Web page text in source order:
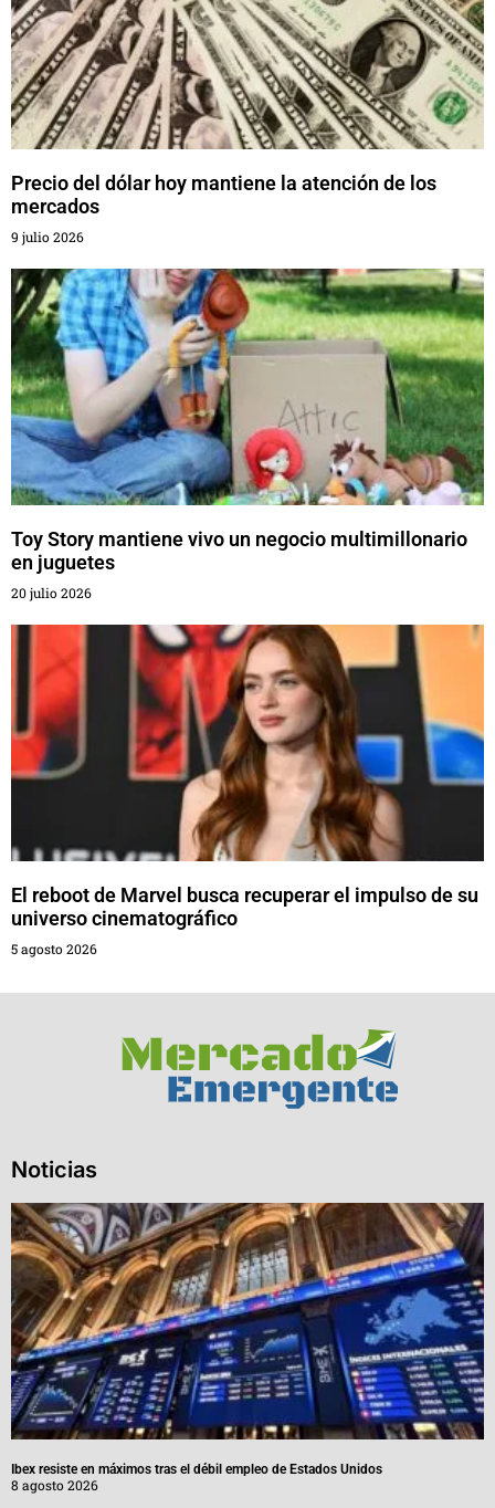
Precio del dólar hoy mantiene la atención de los
mercados
9 julio 2026
Toy Story mantiene vivo un negocio multimillonario
en juguetes
20 julio 2026
El reboot de Marvel busca recuperar el impulso de su
universo cinematográfico
5 agosto 2026
Noticias
Ibex resiste en máximos tras el débil empleo de Estados Unidos
8 agosto 2026